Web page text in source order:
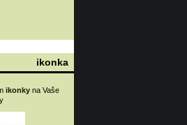
ikonka
ikonky na Vaše